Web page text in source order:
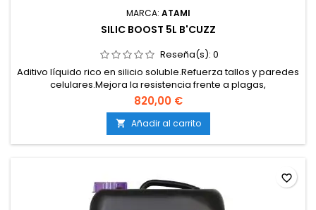
MARCA: ATAMI
SILIC BOOST 5L B'CUZZ
Reseña(s): 0
Aditivo líquido rico en silicio soluble.Refuerza tallos y paredes
celulares.Mejora la resistencia frente a plagas,
enfermedades y estrés ambiental.Compatible con tierra,
coco e hidroponía.Apto para todo el ciclo del cultivo.
820,00 €
 Añadir al carrito
favorite_border